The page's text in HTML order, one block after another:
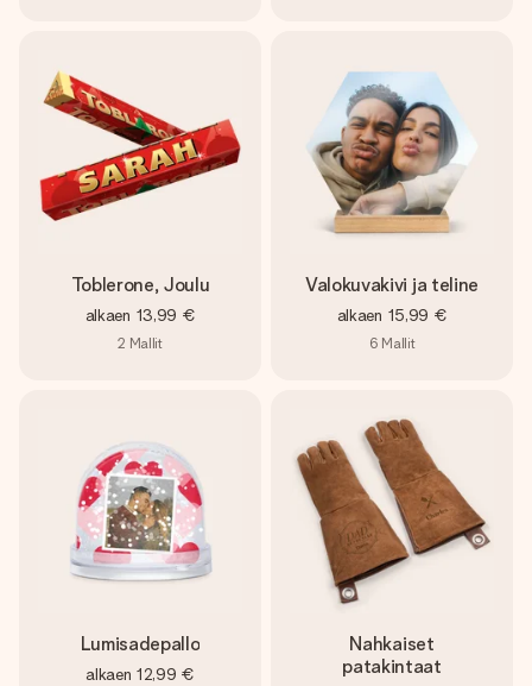
Toblerone, Joulu
alkaen 13,99 €
2 Mallit
Valokuvakivi ja teline
alkaen 15,99 €
6 Mallit
Lumisadepallo
alkaen 12,99 €
Nahkaiset
patakintaat